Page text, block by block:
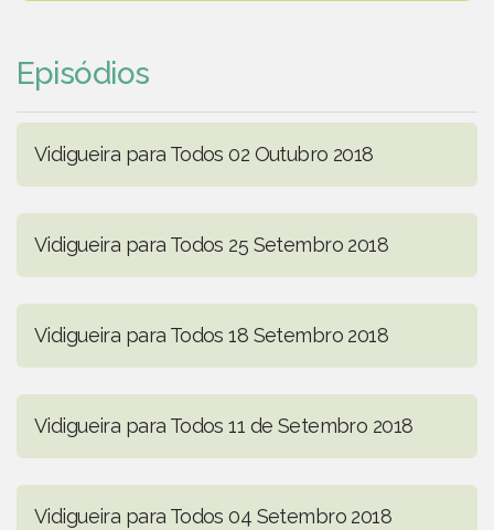
Episódios
Vidigueira para Todos 02 Outubro 2018
Vidigueira para Todos 25 Setembro 2018
Vidigueira para Todos 18 Setembro 2018
Vidigueira para Todos 11 de Setembro 2018
Vidigueira para Todos 04 Setembro 2018